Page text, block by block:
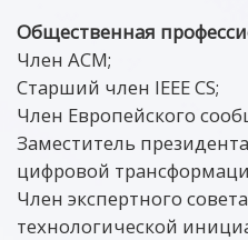
Общественная
Член ACM;
Старший член IEEE CS;
Член Европейского
Заместитель
цифровой
Член экспертного
технологической